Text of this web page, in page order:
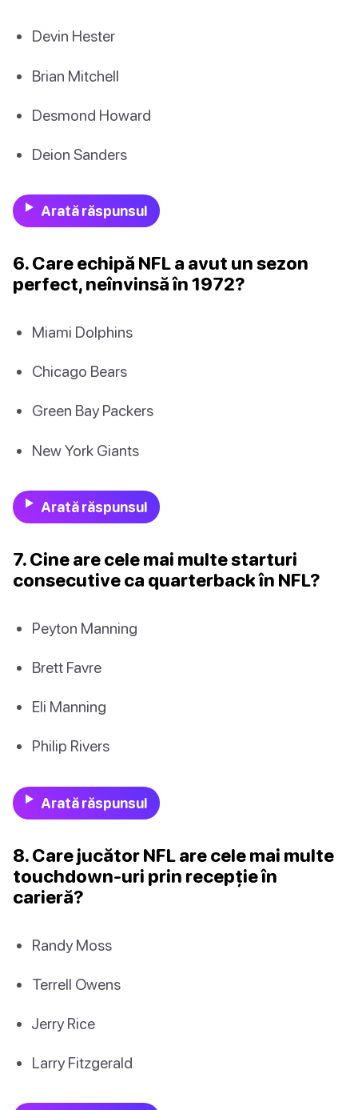
Devin Hester
Brian Mitchell
Desmond Howard
Deion Sanders
Arată răspunsul
6. Care echipă NFL a avut un sezon
perfect, neînvinsă în 1972?
Miami Dolphins
Chicago Bears
Green Bay Packers
New York Giants
Arată răspunsul
7. Cine are cele mai multe starturi
consecutive ca quarterback în NFL?
Peyton Manning
Brett Favre
Eli Manning
Philip Rivers
Arată răspunsul
8. Care jucător NFL are cele mai multe
touchdown-uri prin recepție în
carieră?
Randy Moss
Terrell Owens
Jerry Rice
Larry Fitzgerald